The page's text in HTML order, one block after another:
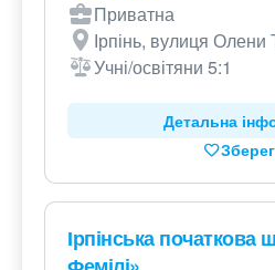
Приватна
Ірпінь, вулиця Олени
Учні/освітяни 5:1
Детальна
Ірпінська початкова